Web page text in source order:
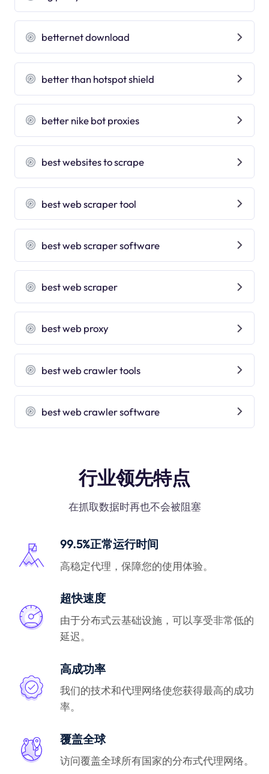
betternet download
better than hotspot shield
better nike bot proxies
best websites to scrape
best web scraper tool
best web scraper software
best web scraper
best web proxy
best web crawler tools
best web crawler software
行业领先特点
在抓取数据时再也不会被阻塞
99.5%正常运行时间
高稳定代理，保障您的使用体验。
超快速度
由于分布式云基础设施，可以享受非常低的
延迟。
高成功率
我们的技术和代理网络使您获得最高的成功
率。
覆盖全球
访问覆盖全球所有国家的分布式代理网络。